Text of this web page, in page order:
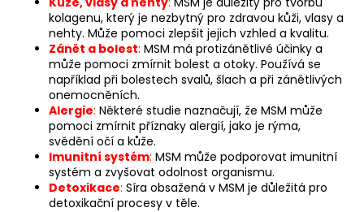
kolagenu, který je nezbytný pro zdravou kůži, vlasy a
nehty. Může pomoci zlepšit jejich vzhled a kvalitu.
Zánět a bolest: MSM má protizánětlivé účinky a
může pomoci zmírnit bolest a otoky. Používá se
například při bolestech svalů, šlach a při zánětlivých
onemocněních.
Alergie: Některé studie naznačují, že MSM může
pomoci zmírnit příznaky alergií, jako je rýma,
svědění očí a kůže.
Imunitní systém: MSM může podporovat imunitní
systém a zvyšovat odolnost organismu.
Detoxikace: Síra obsažená v MSM je důležitá pro
detoxikační procesy v těle.